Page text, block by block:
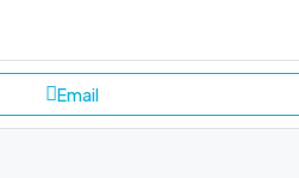
Email